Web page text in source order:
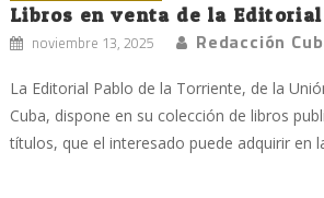
Libros en venta de la
noviembre 13, 2025 Redacción
La Editorial Pablo de la Torriente, de la
Cuba, dispone en su colección de libros
títulos, que el interesado puede adquirir en